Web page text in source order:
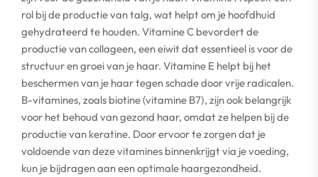
rol bij de productie van talg, wat helpt om je hoofdhuid
gehydrateerd te houden. Vitamine C bevordert de
productie van collageen, een eiwit dat essentieel is voor de
structuur en groei van je haar. Vitamine E helpt bij het
beschermen van je haar tegen schade door vrije radicalen.
B-vitamines, zoals biotine (vitamine B7), zijn ook belangrijk
voor het behoud van gezond haar, omdat ze helpen bij de
productie van keratine. Door ervoor te zorgen dat je
voldoende van deze vitamines binnenkrijgt via je voeding,
kun je bijdragen aan een optimale haargezondheid.